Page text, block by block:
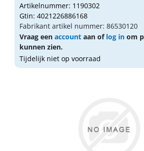
Artikelnummer: 1190302
Gtin: 4021226886168
Fabrikant artikel nummer: 86530120
Vraag een account aan of log in om
kunnen zien.
Tijdelijk niet op voorraad